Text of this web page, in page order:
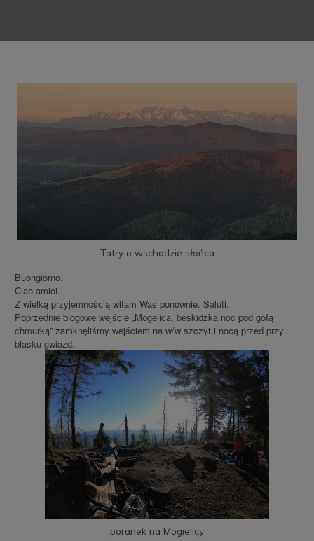
Tatry o wschodzie słońca
Buongiorno.
Ciao amici.
Z wielką przyjemnością witam Was ponownie. Saluti.
Poprzednie blogowe wejście „Mogelica, beskidzka noc pod gołą
chmurką” zamknęliśmy wejściem na w/w szczyt i nocą przed przy
blasku gwiazd.
poranek na Mogielicy